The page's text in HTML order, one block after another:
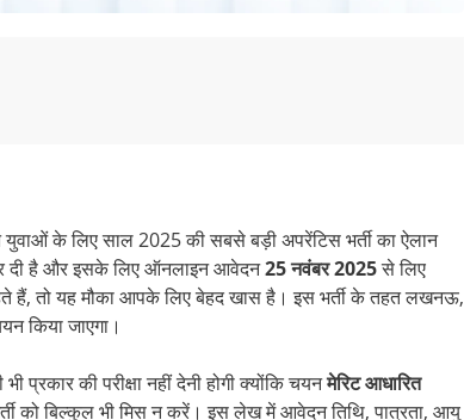
के लिए साल 2025 की सबसे बड़ी अपरेंटिस भर्ती का ऐलान
दी है और इसके लिए ऑनलाइन आवेदन25 नवंबर 2025से लिए
हैं, तो यह मौका आपके लिए बेहद खास है। इस भर्ती के तहत लखनऊ,
किया जाएगा।
प्रकार की परीक्षा नहीं देनी होगी क्योंकि चयनमेरिट आधारित
को बिल्कुल भी मिस न करें। इस लेख में आवेदन तिथि, पात्रता, आयु